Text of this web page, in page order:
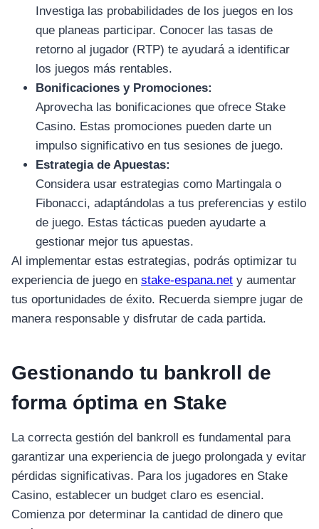
Investiga las probabilidades de los juegos en los
que planeas participar. Conocer las tasas de
retorno al jugador (RTP) te ayudará a identificar
los juegos más rentables.
Bonificaciones y Promociones:
Aprovecha las bonificaciones que ofrece Stake
Casino. Estas promociones pueden darte un
impulso significativo en tus sesiones de juego.
Estrategia de Apuestas:
Considera usar estrategias como Martingala o
Fibonacci, adaptándolas a tus preferencias y estilo
de juego. Estas tácticas pueden ayudarte a
gestionar mejor tus apuestas.
Al implementar estas estrategias, podrás optimizar tu
experiencia de juego en stake-espana.net y aumentar
tus oportunidades de éxito. Recuerda siempre jugar de
manera responsable y disfrutar de cada partida.
Gestionando tu bankroll de
forma óptima en Stake
La correcta gestión del bankroll es fundamental para
garantizar una experiencia de juego prolongada y evitar
pérdidas significativas. Para los jugadores en Stake
Casino, establecer un budget claro es esencial.
Comienza por determinar la cantidad de dinero que